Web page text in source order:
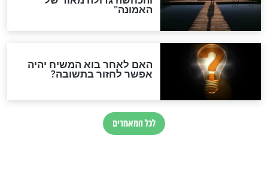
נהרגו בדרום לבנון
ההסכם החשאי של טראמפ
סימני שאלה